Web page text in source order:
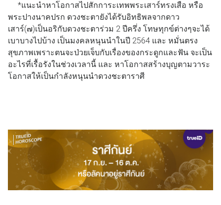
*แนะนำหาโอกาสไปสักการะเทพพระเสาร์ทรงเสือ หรือ
พระปางนาคปรก ดวงชะตายังได้รับอิทธิพลจากดาว
เสาร์(๗)เป็นอริกับดวงชะตาร่วม 2 ปีครึ่ง โทษทุกข์ต่างๆจะได้
เบาบางไปบ้าง เป็นมงคลหนุนนำในปี 2564 และ หมั่นตรง
สุขภาพเพราะตนจะป่วยเจ็บกับเรื่องของกระดูกและฟัน จะเป็น
อะไรที่เรื้อรังในช่วงเวลานี้ และ หาโอกาสสร้างบุญตามวาระ
โอกาสให้เป็นกำลังหนุนนำดวงชะตาราศี